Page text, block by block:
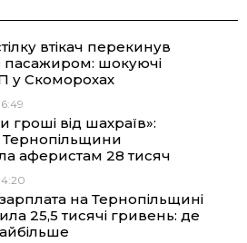
e
r
a
m
t
втікач перекинув
шокуючі
у Скоморохах
гроші від шахраїв»:
аферистам 28 тисяч
на Тернопільщині
25,5 тисячі гривень: де